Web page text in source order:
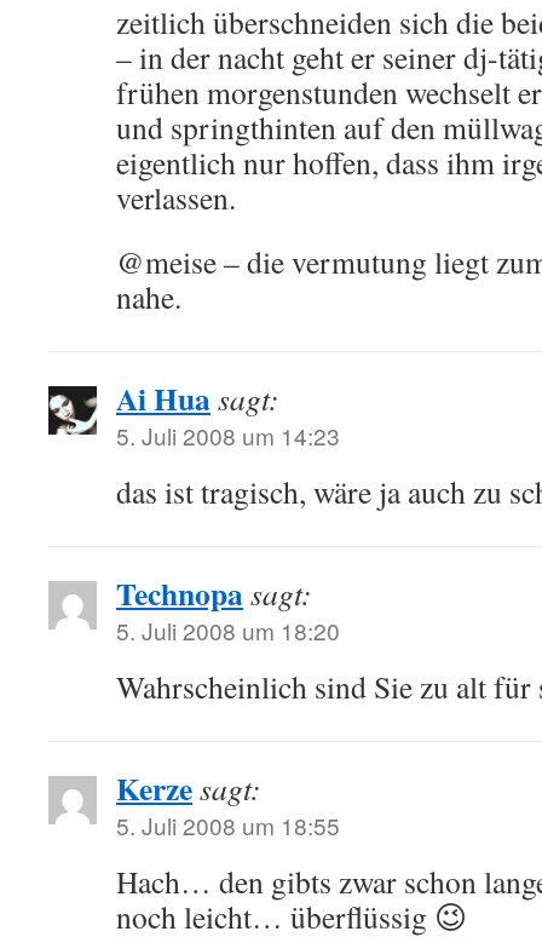
zeitlich überschneiden sich die
– in der nacht geht er seiner dj-
frühen morgenstunden wechselt
und springthinten auf den
eigentlich nur hoffen, dass ihm
verlassen.
@meise – die vermutung liegt
nahe.
Ai Huasagt:
5. Juli 2008 um 14:23
das ist tragisch, wäre ja auch zu
Technopasagt:
5. Juli 2008 um 18:20
Wahrscheinlich sind Sie zu alt für
Kerzesagt:
5. Juli 2008 um 18:55
Hach… den gibts zwar schon
noch leicht… überflüssig 😉